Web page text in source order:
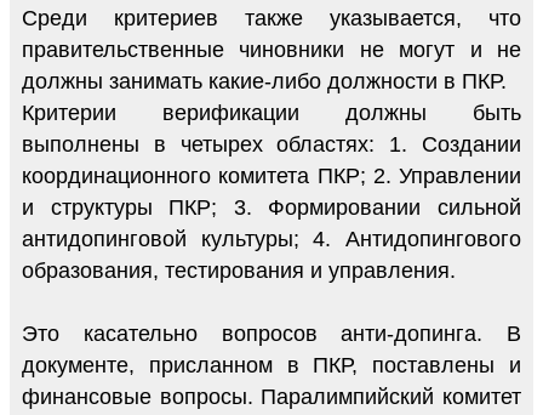
Среди критериев также указывается, что
правительственные чиновники не могут и не
должны занимать какие-либо должности в ПКР.
Критерии верификации должны быть
выполнены в четырех областях: 1. Создании
координационного комитета ПКР; 2. Управлении
и структуры ПКР; 3. Формировании сильной
антидопинговой культуры; 4. Антидопингового
образования, тестирования и управления.
Это касательно вопросов анти-допинга. В
документе, присланном в ПКР, поставлены и
финансовые вопросы. Паралимпийский комитет